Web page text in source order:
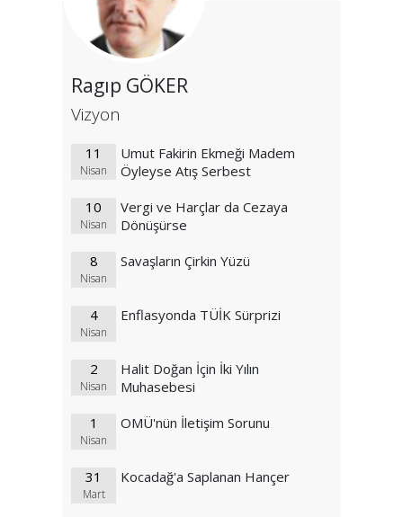
Ragıp GÖKER
Vizyon
11
Nisan
Umut Fakirin Ekmeği Madem
Öyleyse Atış Serbest
10
Nisan
Vergi ve Harçlar da Cezaya
Dönüşürse
8
Nisan
Savaşların Çirkin Yüzü
4
Nisan
Enflasyonda TÜİK Sürprizi
2
Nisan
Halit Doğan İçin İki Yılın
Muhasebesi
1
Nisan
OMÜ'nün İletişim Sorunu
31
Mart
Kocadağ'a Saplanan Hançer